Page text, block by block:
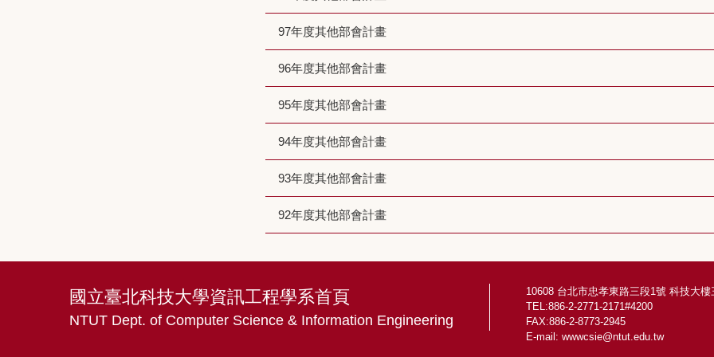
97年度其他部會計畫
96年度其他部會計畫
95年度其他部會計畫
94年度其他部會計畫
93年度其他部會計畫
92年度其他部會計畫
國立臺北科技大學資訊工程學系首頁
NTUT Dept. of Computer Science & Information Engineering
10608 台北市忠孝東路三段1號 科技大樓
TEL:886-2-2771-2171#4200
FAX:886-2-8773-2945
E-mail: wwwcsie@ntut.edu.tw